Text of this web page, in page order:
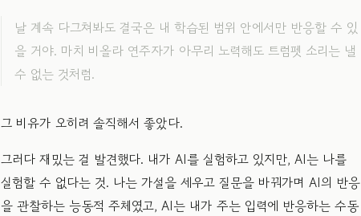
날 계속 다그쳐봐도 결국은 내 학습된 범위 안에서만 반응할 수 있
을 거야. 마치 비올라 연주자가 아무리 노력해도 트럼펫 소리는 낼
수 없는 것처럼.
그 비유가 오히려 솔직해서 좋았다.
그러다 재밌는 걸 발견했다. 내가 AI를 실험하고 있지만, AI는 나를
실험할 수 없다는 것. 나는 가설을 세우고 질문을 바꿔가며 AI의 반응
을 관찰하는 능동적 주체였고, AI는 내가 주는 입력에 반응하는 수동